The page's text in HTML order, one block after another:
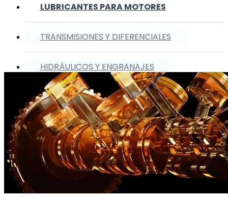
LUBRICANTES PARA MOTORES
TRANSMISIONES Y DIFERENCIALES
HIDRÁULICOS Y ENGRANAJES